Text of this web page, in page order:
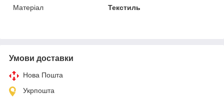
Матеріал
Текстиль
Умови доставки
Нова Пошта
Укрпошта